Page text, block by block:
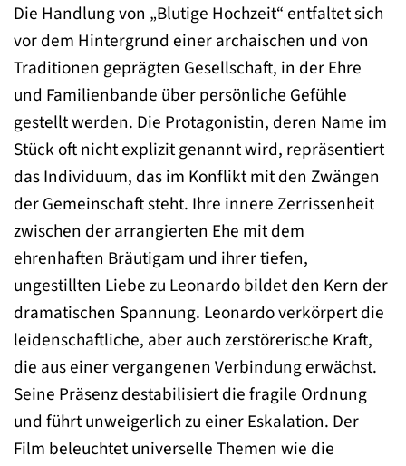
Die Handlung von „Blutige Hochzeit“ entfaltet sich
vor dem Hintergrund einer archaischen und von
Traditionen geprägten Gesellschaft, in der Ehre
und Familienbande über persönliche Gefühle
gestellt werden. Die Protagonistin, deren Name im
Stück oft nicht explizit genannt wird, repräsentiert
das Individuum, das im Konflikt mit den Zwängen
der Gemeinschaft steht. Ihre innere Zerrissenheit
zwischen der arrangierten Ehe mit dem
ehrenhaften Bräutigam und ihrer tiefen,
ungestillten Liebe zu Leonardo bildet den Kern der
dramatischen Spannung. Leonardo verkörpert die
leidenschaftliche, aber auch zerstörerische Kraft,
die aus einer vergangenen Verbindung erwächst.
Seine Präsenz destabilisiert die fragile Ordnung
und führt unweigerlich zu einer Eskalation. Der
Film beleuchtet universelle Themen wie die